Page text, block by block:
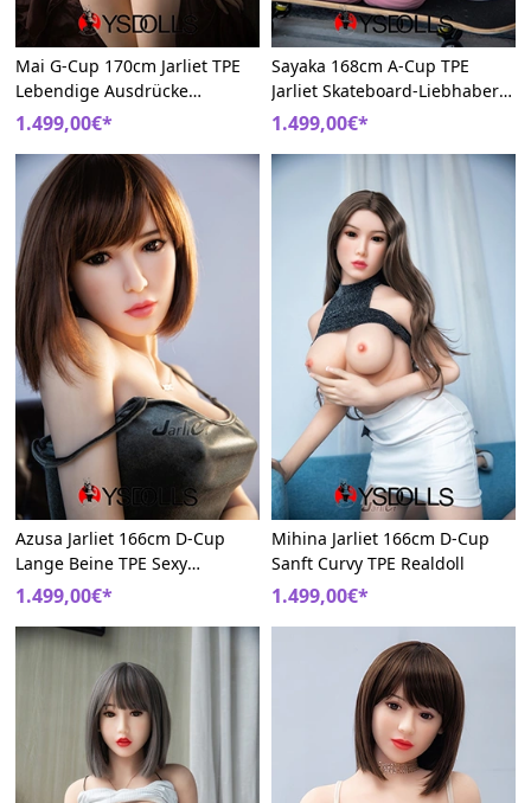
Mai G-Cup 170cm Jarliet TPE
Lebendige Ausdrücke
Realistisch Sexpuppe
1.499,00€*
Sayaka 168cm A-Cup TPE
Jarliet Skateboard-Liebhaber
Schlanke Liebespuppe
1.499,00€*
Azusa Jarliet 166cm D-Cup
Lange Beine TPE Sexy
Liebespuppe
1.499,00€*
Mihina Jarliet 166cm D-Cup
Sanft Curvy TPE Realdoll
1.499,00€*